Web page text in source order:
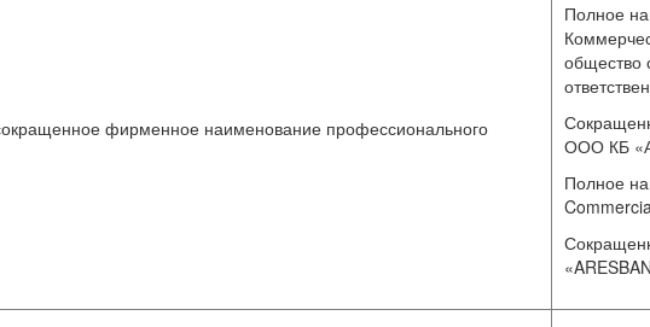
фирменное наименование профессионального
Полное
общество
ООО КБ
Полное